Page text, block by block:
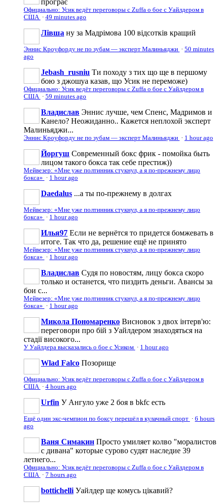
Официально: Усик ведёт переговоры с Zuffa о бое с Уайлдером в
США · 49 minutes ago
Лівша ну за Мадрімова 100 відсотків кращий
Эннис Кроуфорду не по зубам — эксперт Малиньяджи · 50 minutes
ago
Jebash_rusniu Ти походу з тих що ще в першому
бою з джошуа казав, що Усик не переможе)
Официально: Усик ведёт переговоры с Zuffa о бое с Уайлдером в
США · 59 minutes ago
Владислав Эннис лучше, чем Спенс, Мадримов и
Канело? Неожиданно.. Кажется неплохой эксперт
Малиньяджи...
Эннис Кроуфорду не по зубам — эксперт Малиньяджи · 1 hour ago
Йоргуш Современный бокс фрик - помойка быть
лицом такого бокса так себе престиж))
Мейвезер: «Мне уже полтинник стукнул, а я по-прежнему лицо
бокса» · 1 hour ago
Daedalus ...а ты по-прежнему в долгах
Мейвезер: «Мне уже полтинник стукнул, а я по-прежнему лицо
бокса» · 1 hour ago
Илья97 Если не вернётся то придется бомжевать в
итоге. Так что да, решение ещё не принято
Мейвезер: «Мне уже полтинник стукнул, а я по-прежнему лицо
бокса» · 1 hour ago
Владислав Судя по новостям, лицу бокса скоро
только и останется, что пиздить деньги. Авансы за
бои с...
Мейвезер: «Мне уже полтинник стукнул, а я по-прежнему лицо
бокса» · 1 hour ago
Микола Пономаренко Висновок з двох інтерв'ю:
переговори про бій з Уайлдером знаходяться на
стадії високого...
У Уайлдера высказались о бое с Усиком · 1 hour ago
Wlad Falco Позорище
Официально: Усик ведёт переговоры с Zuffa о бое с Уайлдером в
США · 4 hours ago
Urfin У Ангуло уже 2 боя в bkfc есть
Ещё один экс-чемпион по боксу перешёл в кулачный спорт · 6 hours
ago
Ваня Симакин Просто умиляет колво "моралистов
с дивана" которые сурово судят наследие 39
летнего...
Официально: Усик ведёт переговоры с Zuffa о бое с Уайлдером в
США · 7 hours ago
bottichelli Уайлдер ще комусь цікавий?